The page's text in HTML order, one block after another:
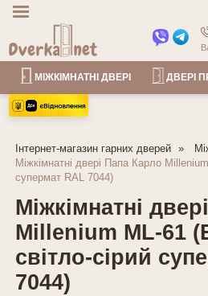
МІЖКІМНАТНІ ДВЕРІ ДВЕРІ
Інтернет-магазин гарних дверей
Міжкімнатні двері Папа Карло
супермат RAL 7044)
Міжкімнатні
Millenium ML-61
світло-сірий
7044)